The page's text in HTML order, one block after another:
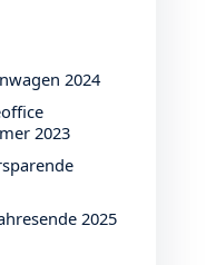
2024
2023
2025